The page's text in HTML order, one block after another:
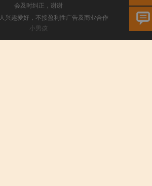
会及时纠正，谢谢
兴趣爱好，不接盈利性广告及商业合作
小男孩